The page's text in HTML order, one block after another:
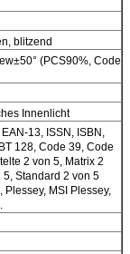
blitzend
(PCS90%, Code
Innenlicht
13, ISSN, ISBN,
128, Code 39, Code
2 von 5, Matrix 2
Standard 2 von 5
Plessey, MSI Plessey,